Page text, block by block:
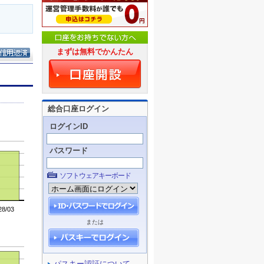
まずは無料でかんたん
総合口座ログイン
ログインID
パスワード
ソフトウェアキーボード
または